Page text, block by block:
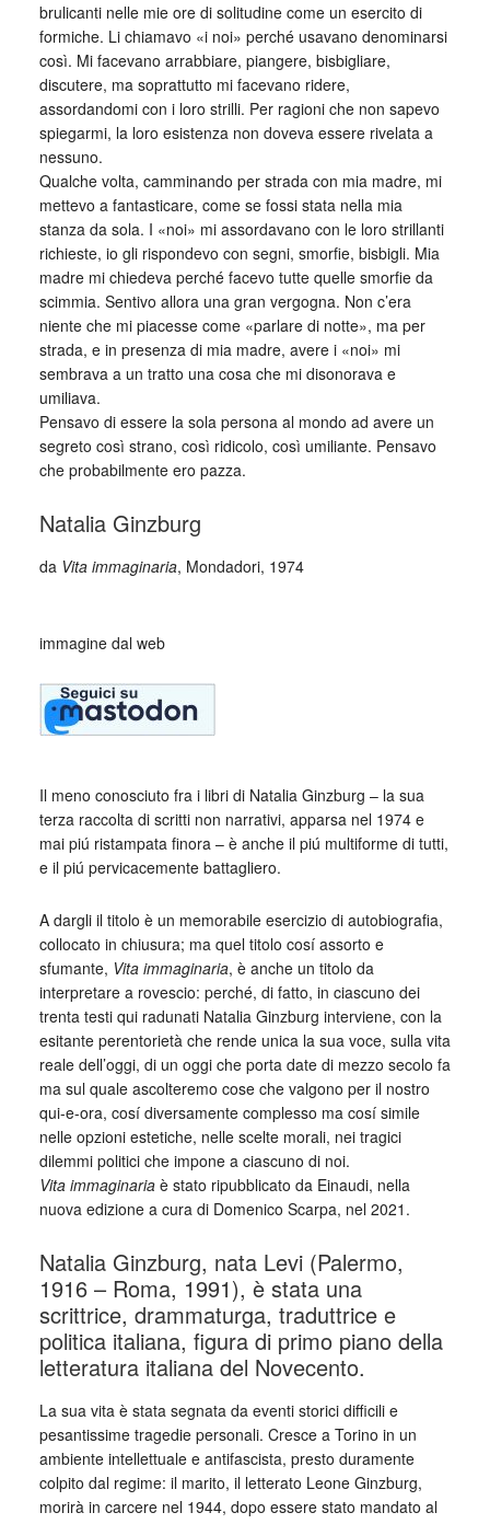
brulicanti nelle mie ore di solitudine come un esercito di
formiche. Li chiamavo «i noi» perché usavano denominarsi
così. Mi facevano arrabbiare, piangere, bisbigliare,
discutere, ma soprattutto mi facevano ridere,
assordandomi con i loro strilli. Per ragioni che non sapevo
spiegarmi, la loro esistenza non doveva essere rivelata a
nessuno.
Qualche volta, camminando per strada con mia madre, mi
mettevo a fantasticare, come se fossi stata nella mia
stanza da sola. I «noi» mi assordavano con le loro strillanti
richieste, io gli rispondevo con segni, smorfie, bisbigli. Mia
madre mi chiedeva perché facevo tutte quelle smorfie da
scimmia. Sentivo allora una gran vergogna. Non c’era
niente che mi piacesse come «parlare di notte», ma per
strada, e in presenza di mia madre, avere i «noi» mi
sembrava a un tratto una cosa che mi disonorava e
umiliava.
Pensavo di essere la sola persona al mondo ad avere un
segreto così strano, così ridicolo, così umiliante. Pensavo
che probabilmente ero pazza.
Natalia Ginzburg
da Vita immaginaria, Mondadori, 1974
immagine dal web
Il meno conosciuto fra i libri di Natalia Ginzburg – la sua
terza raccolta di scritti non narrativi, apparsa nel 1974 e
mai piú ristampata finora – è anche il piú multiforme di tutti,
e il piú pervicacemente battagliero.
A dargli il titolo è un memorabile esercizio di autobiografia,
collocato in chiusura; ma quel titolo cosí assorto e
sfumante, Vita immaginaria, è anche un titolo da
interpretare a rovescio: perché, di fatto, in ciascuno dei
trenta testi qui radunati Natalia Ginzburg interviene, con la
esitante perentorietà che rende unica la sua voce, sulla vita
reale dell’oggi, di un oggi che porta date di mezzo secolo fa
ma sul quale ascolteremo cose che valgono per il nostro
qui-e-ora, cosí diversamente complesso ma cosí simile
nelle opzioni estetiche, nelle scelte morali, nei tragici
dilemmi politici che impone a ciascuno di noi.
Vita immaginariaè stato ripubblicato da Einaudi, nella
nuova edizione a cura di Domenico Scarpa, nel 2021.
Natalia Ginzburg, nata Levi (Palermo,
1916 – Roma, 1991), è stata una
scrittrice, drammaturga, traduttrice e
politica italiana, figura di primo piano della
letteratura italiana del Novecento.
La sua vita è stata segnata da eventi storici difficili e
pesantissime tragedie personali. Cresce a Torino in un
ambiente intellettuale e antifascista, presto duramente
colpito dal regime: il marito, il letterato Leone Ginzburg,
morirà in carcere nel 1944, dopo essere stato mandato al